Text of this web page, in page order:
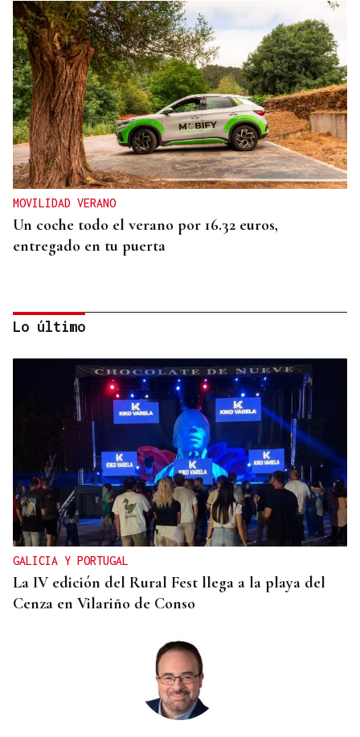
MOVILIDAD VERANO
Un coche todo el verano por 16.32 euros,
entregado en tu puerta
CONATO EXTINGUIDO
Vídeo | Se desata un incendio forestal en una
cantera de Untes
Lo último
GALICIA Y PORTUGAL
La IV edición del Rural Fest llega a la playa del
Cenza en Vilariño de Conso